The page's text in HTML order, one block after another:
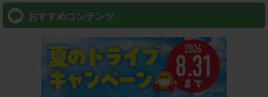
おすすめコンテンツ